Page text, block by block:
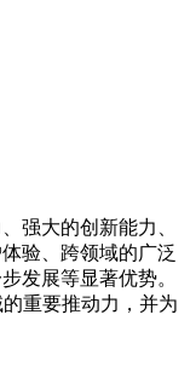
强大的创新能力、
验、跨领域的广泛
发展等显著优势。
重要推动力，并为